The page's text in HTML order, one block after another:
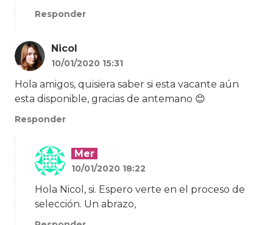
Responder
Nicol
10/01/2020 15:31
Hola amigos, quisiera saber si esta vacante aún
esta disponible, gracias de antemano 😊
Responder
Mer
10/01/2020 18:22
Hola Nicol, si. Espero verte en el proceso de
selección. Un abrazo,